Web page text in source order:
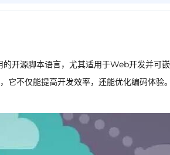
开源脚本语言，尤其适用于Web开发并可
它不仅能提高开发效率，还能优化编码体验